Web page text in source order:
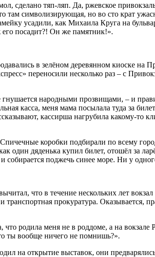
сделано тяп-ляп. Да, ржевское
там символизирующая, но во сто крат
усадили, как Михаила Круга на
посадит?! Он же памятник!».
в зелёном деревянном киоске на
переносили несколько раз – с
гнушается народными прозвищами, – и
касса, меня мама посылала туда за
кассирша нагрубила какому-то
коробки подбирали по всему
дяденька купил билет, отошёл за
поджечь синее море. Ни у
что в течение нескольких лет
транспортная прокуратура.
родила меня не в роддоме, а на вокзале
ты вообще ничего не помнишь?».
на открытие выставок, они